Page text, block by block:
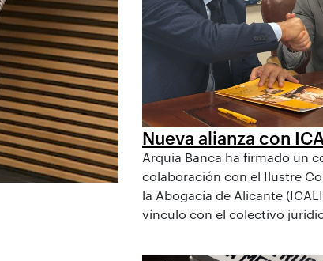
Nueva alianza con
Arquia Banca ha firmado un
colaboración con el Ilustre
la Abogacía de Alicante
vínculo con el colectivo